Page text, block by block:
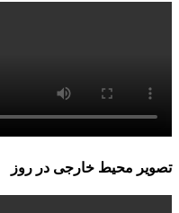
تصویر محیط خارجی در روز